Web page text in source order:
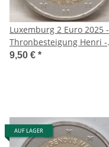
Luxemburg 2 Euro 2025 -
Thronbesteigung Henri -
unc.
9,50 € *
AUF LAGER